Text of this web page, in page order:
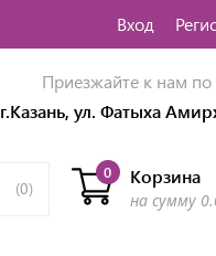
Вход
Приезжайте к нам по
г.Казань, ул. Фатыха
(0)
Корзина
0
на сумму